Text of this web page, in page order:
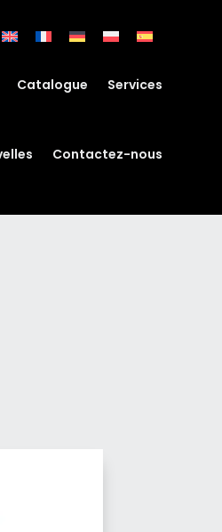
Catalogue Services
Contactez-nous